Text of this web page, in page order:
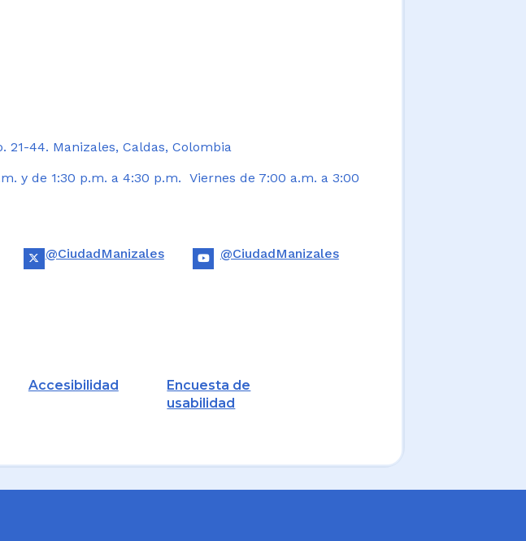
21-44. Manizales, Caldas, Colombia
y de 1:30 p.m. a 4:30 p.m. Viernes de 7:00 a.m. a 3:00
@CiudadManizales @CiudadManizales
Accesibilidad
Encuesta de
usabilidad